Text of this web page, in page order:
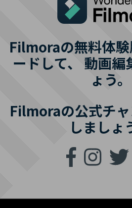
Filmoraの無料体
ードして、 動画編
ょう。
Filmoraの公式チ
しましょ